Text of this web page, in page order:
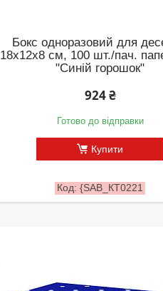
Бокс одноразовий для
18х12х8 см, 100 шт./пач.
"Синій горошок"
924 ₴
Готово до відправки
Купити
{SAB_КТ0221